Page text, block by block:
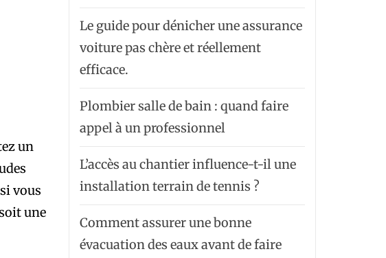
un
vous
une
Le guide pour dénicher une assurance
voiture pas chère et réellement
efficace.
Plombier salle de bain : quand faire
appel à un professionnel
L’accès au chantier influence-t-il une
installation terrain de tennis ?
Comment assurer une bonne
évacuation des eaux avant de faire